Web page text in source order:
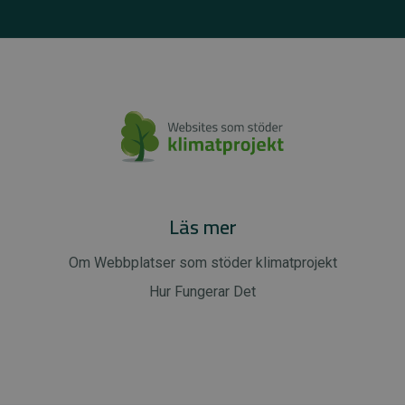
Läs mer
Om Webbplatser som stöder klimatprojekt
Hur Fungerar Det